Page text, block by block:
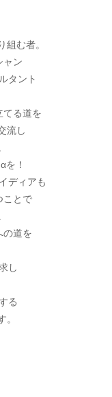
む者。
ャン
タント
てる道を
流し
を！
ディアも
とで
の道を
し
る